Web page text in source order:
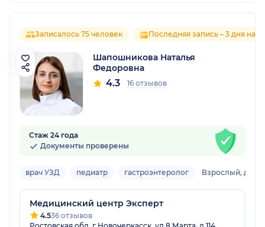
Записалось 75 человек Последняя запись – 3 дня
Шапошникова Наталья
Федоровна
4.3 16 отзывов
Стаж 24 года
Документы проверены
врач УЗД педиатр гастроэнтеролог Взрослый,
Медицинский центр Эксперт
4.536 отзывов